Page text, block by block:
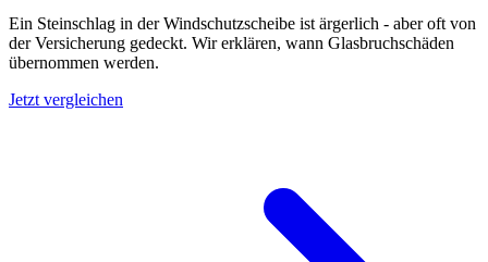
Ein Steinschlag in der Windschutzscheibe ist ärgerlich - aber oft von
der Versicherung gedeckt. Wir erklären, wann Glasbruchschäden
übernommen werden.
Jetzt vergleichen